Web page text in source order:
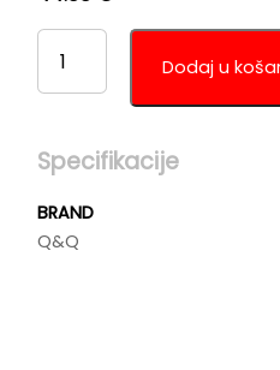
MUŠKI
RUČNI
SAT
KOLIČINA
Dodaj u
Specifikacije
BRAND
Q&Q